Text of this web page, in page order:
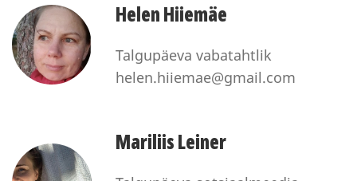
Helen Hiiemäe
Talgupäeva vabatahtlik
helen.hiiemae@gmail.com
Mariliis Leiner